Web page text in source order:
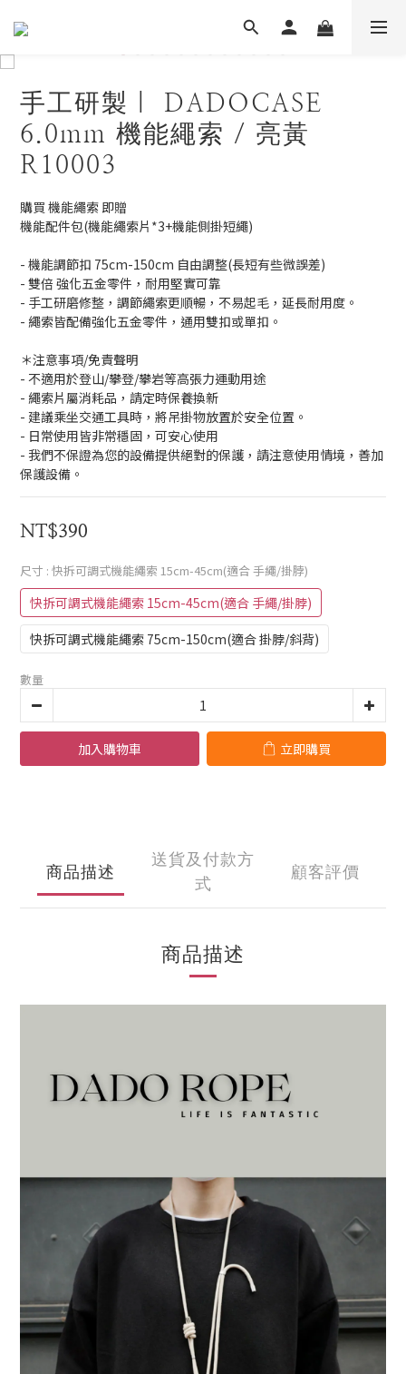
手工研製｜ DADOCASE
6.0mm 機能繩索 / 亮黃
R10003
購買 機能繩索 即贈
機能配件包(機能繩索片*3+機能側掛短繩)
- 機能調節扣 75cm-150cm 自由調整(長短有些微誤差)
- 雙倍 強化五金零件，耐用堅實可靠
- 手工研磨修整，調節繩索更順暢，不易起毛，延長耐用度。
- 繩索皆配備強化五金零件，通用雙扣或單扣。
＊注意事項/免責聲明
- 不適用於登山/攀登/攀岩等高張力運動用途
- 繩索片屬消耗品，請定時保養換新
- 建議乘坐交通工具時，將吊掛物放置於安全位置。
- 日常使用皆非常穩固，可安心使用
- 我們不保證為您的設備提供絕對的保護，請注意使用情境，善加
保護設備。
NT$390
尺寸 : 快拆可調式機能繩索 15cm-45cm(適合 手繩/掛脖)
快拆可調式機能繩索 15cm-45cm(適合 手繩/掛脖)
快拆可調式機能繩索 75cm-150cm(適合 掛脖/斜背)
數量
加入購物車 立即購買
商品描述
送貨及付款方
式
顧客評價
商品描述